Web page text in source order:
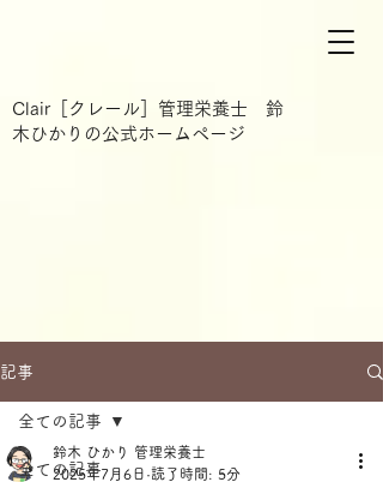
Clair［クレール］管理栄養士 鈴
木ひかりの公式ホームページ
記事
全ての記事
全ての記事
鈴木 ひかり 管理栄養士
2025年7月6日 読了時間: 5分